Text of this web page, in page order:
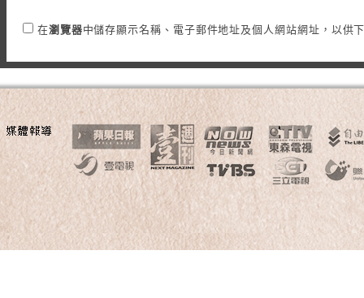
在瀏覽器中儲存顯示名稱、電子郵件地址及個人網站網址，以供